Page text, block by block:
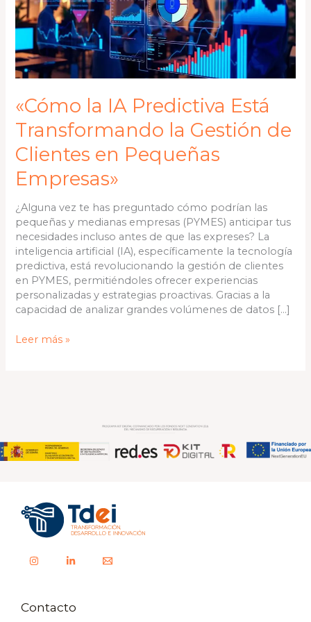
«Cómo la IA Predictiva Está
Transformando la Gestión de
Clientes en Pequeñas
Empresas»
¿Alguna vez te has preguntado cómo podrían las
pequeñas y medianas empresas (PYMES) anticipar tus
necesidades incluso antes de que las expreses? La
inteligencia artificial (IA), específicamente la tecnología
predictiva, está revolucionando la gestión de clientes
en PYMES, permitiéndoles ofrecer experiencias
personalizadas y estrategias proactivas. Gracias a la
capacidad de analizar grandes volúmenes de datos […]
la
Gestión
Clientes
en
Empresas»
Leer más »
Contacto